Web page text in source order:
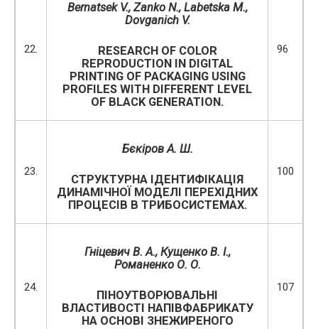
22.
Bernatsek V., Zanko N., Labetska M.,
Dovganich V.
RESEARCH OF COLOR
REPRODUCTION IN DIGITAL
PRINTING OF PACKAGING USING
PROFILES WITH DIFFERENT LEVEL
OF BLACK GENERATION.
96
23.
Бєкіров А. Ш.
СТРУКТУРНА ІДЕНТИФІКАЦІЯ
ДИНАМІЧНОЇ МОДЕЛІ ПЕРЕХІДНИХ
ПРОЦЕСІВ В ТРИБОСИСТЕМАХ.
100
24.
Гніцевич В. А., Кущенко В. І.,
Романенко О. О.
ПІНОУТВОРЮВАЛЬНІ
ВЛАСТИВОСТІ НАПІВФАБРИКАТУ
НА ОСНОВІ ЗНЕЖИРЕНОГО
107